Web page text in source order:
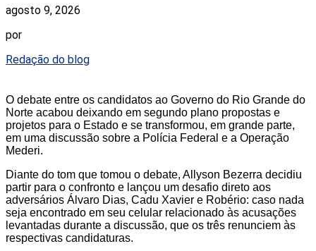
agosto 9, 2026
por
Redação do blog
O debate entre os candidatos ao Governo do Rio Grande do
Norte acabou deixando em segundo plano propostas e
projetos para o Estado e se transformou, em grande parte,
em uma discussão sobre a Polícia Federal e a Operação
Mederi.
Diante do tom que tomou o debate, Allyson Bezerra decidiu
partir para o confronto e lançou um desafio direto aos
adversários Álvaro Dias, Cadu Xavier e Robério: caso nada
seja encontrado em seu celular relacionado às acusações
levantadas durante a discussão, que os três renunciem às
respectivas candidaturas.